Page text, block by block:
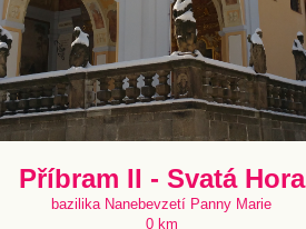
Příbram II - Svatá Hora
bazilika Nanebevzetí Panny Marie
0 km